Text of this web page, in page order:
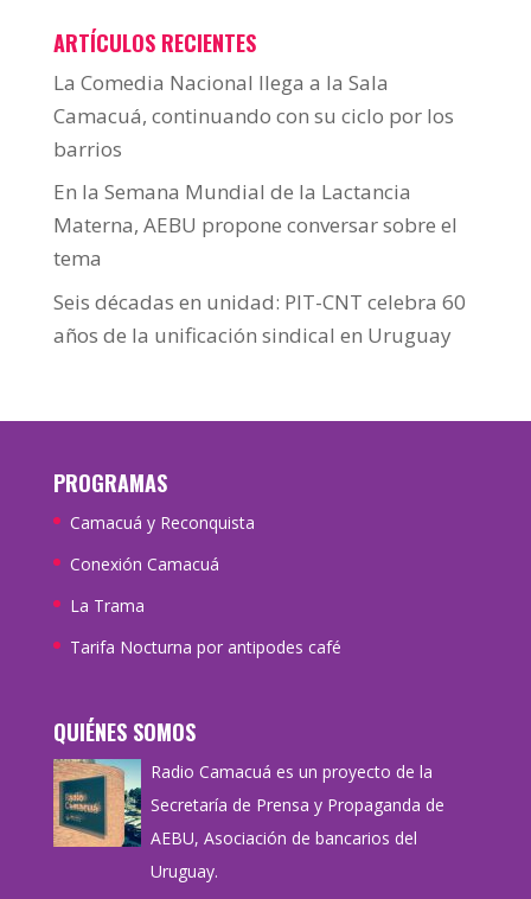
ARTÍCULOS RECIENTES
La Comedia Nacional llega a la Sala
Camacuá, continuando con su ciclo por los
barrios
En la Semana Mundial de la Lactancia
Materna, AEBU propone conversar sobre el
tema
Seis décadas en unidad: PIT-CNT celebra 60
años de la unificación sindical en Uruguay
PROGRAMAS
Camacuá y Reconquista
Conexión Camacuá
La Trama
Tarifa Nocturna por antipodes café
QUIÉNES SOMOS
Radio Camacuá es un proyecto de la
Secretaría de Prensa y Propaganda de
AEBU, Asociación de bancarios del
Uruguay.